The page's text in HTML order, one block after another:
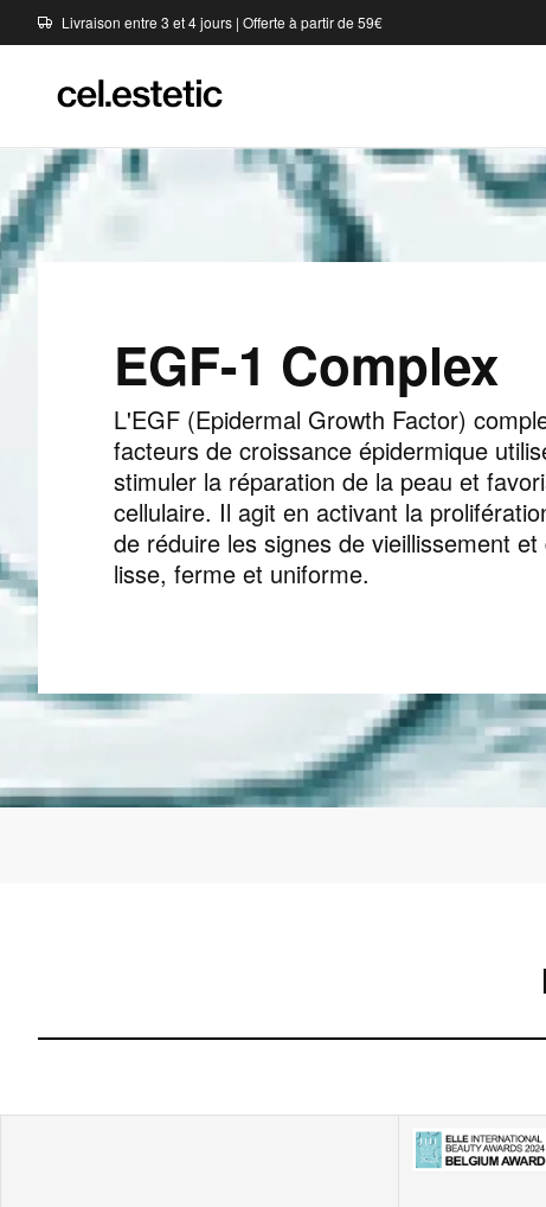
Livraison entre 3 et 4 jours | Offerte à partir de 59€
EGF-1 Complex
L'EGF (Epidermal Growth Factor)
facteurs de croissance épidermique
stimuler la réparation de la peau et
cellulaire. Il agit en activant la
de réduire les signes de vieillissement
lisse, ferme et uniforme.